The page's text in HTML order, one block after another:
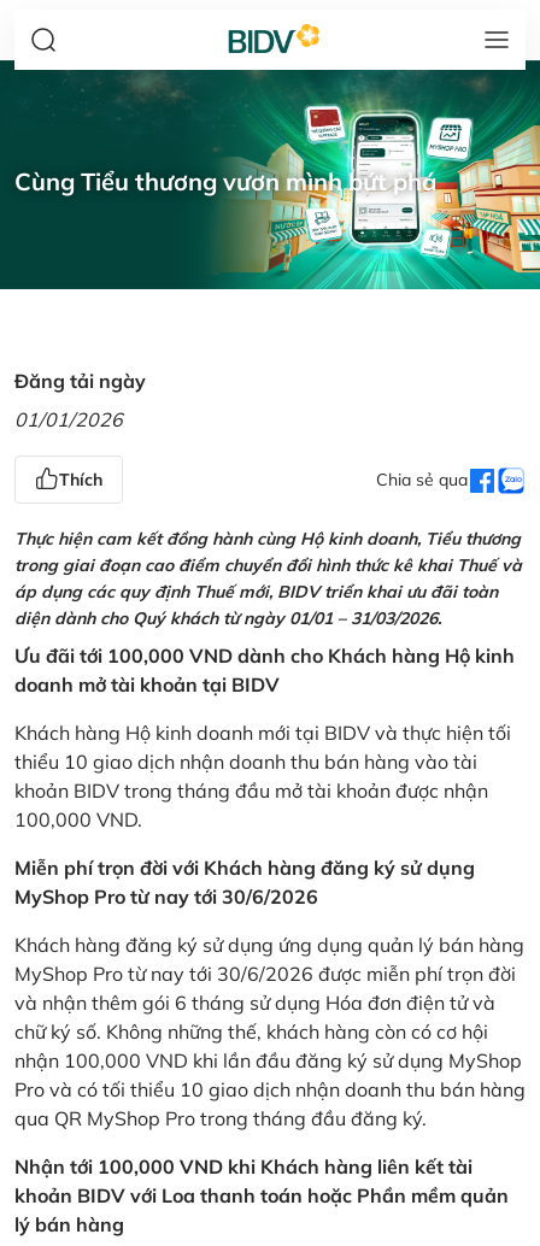
Cùng Tiểu thương vươn mình bứt phá
Đăng tải ngày
01/01/2026
Thích Chia sẻ qua
Thực hiện cam kết đồng hành cùng Hộ kinh doanh, Tiểu thương
trong giai đoạn cao điểm chuyển đổi hình thức kê khai Thuế và
áp dụng các quy định Thuế mới, BIDV triển khai ưu đãi toàn
diện dành cho Quý khách từ ngày 01/01 – 31/03/2026.
Ưu đãi tới 100,000 VND dành cho Khách hàng Hộ kinh
doanh mở tài khoản tại BIDV
Khách hàng Hộ kinh doanh mới tại BIDV và thực hiện tối
thiểu 10 giao dịch nhận doanh thu bán hàng vào tài
khoản BIDV trong tháng đầu mở tài khoản được nhận
100,000 VND.
Miễn phí trọn đời với Khách hàng đăng ký sử dụng
MyShop Pro từ nay tới 30/6/2026
Khách hàng đăng ký sử dụng ứng dụng quản lý bán hàng
MyShop Pro từ nay tới 30/6/2026 được miễn phí trọn đời
và nhận thêm gói 6 tháng sử dụng Hóa đơn điện tử và
chữ ký số. Không những thế, khách hàng còn có cơ hội
nhận 100,000 VND khi lần đầu đăng ký sử dụng MyShop
Pro và có tối thiểu 10 giao dịch nhận doanh thu bán hàng
qua QR MyShop Pro trong tháng đầu đăng ký.
Nhận tới 100,000 VND khi Khách hàng liên kết tài
khoản BIDV với Loa thanh toán hoặc Phần mềm quản
lý bán hàng